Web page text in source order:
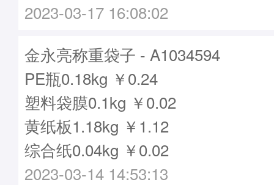
2023-03-17 16:08:02
金永亮称重袋子 - A1034594
PE瓶0.18kg ￥0.24
塑料袋膜0.1kg ￥0.02
黄纸板1.18kg ￥1.12
综合纸0.04kg ￥0.02
2023-03-14 14:53:13